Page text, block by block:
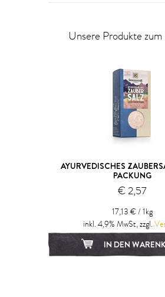
Unsere Produkte
AYURVEDISCHES
PACKUNG
€ 2,57
17,13 € / 1kg
inkl. 4,9% MwSt, zzgl.
IN DEN